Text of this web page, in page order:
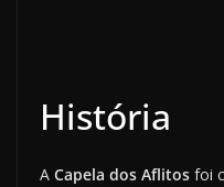
História
A Capela dos Aflitos foi